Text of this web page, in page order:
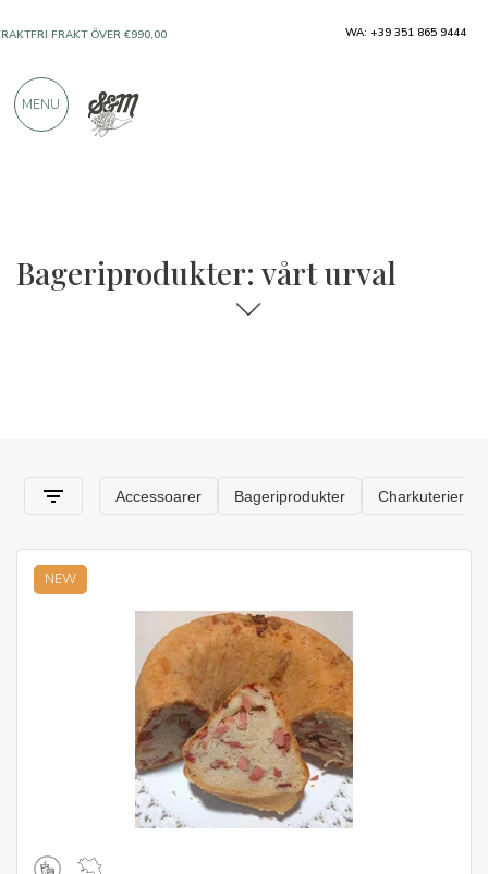
Bageriprodukter: vårt urval
NEW
FRAKT ÖVER €990,00
PRODUKTER FRÅN UTMÄRKTA
WA: +39 351 865 9444
MENU